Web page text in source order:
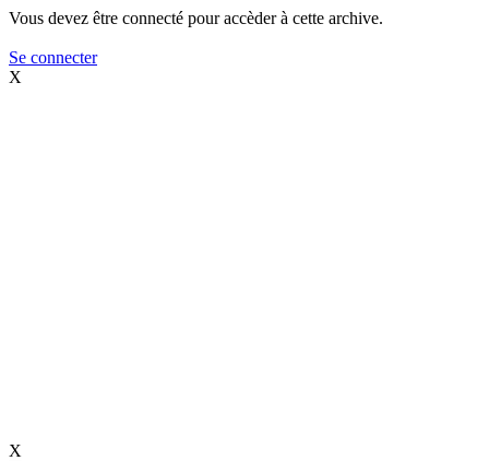
Vous devez être connecté pour accèder à cette archive.
Se connecter
X
X